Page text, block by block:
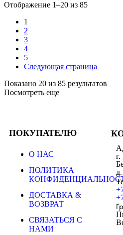
Отображение 1–20 из 85
1
2
3
4
5
Следующая страница
Показано 20 из 85 результатов
Посмотреть еще
ПОКУПАТЕЛЮ
О НАС
ПОЛИТИКА
ДОСТАВКА &
ВОЗВРАТ
СВЯЗАТЬСЯ С
НАМИ